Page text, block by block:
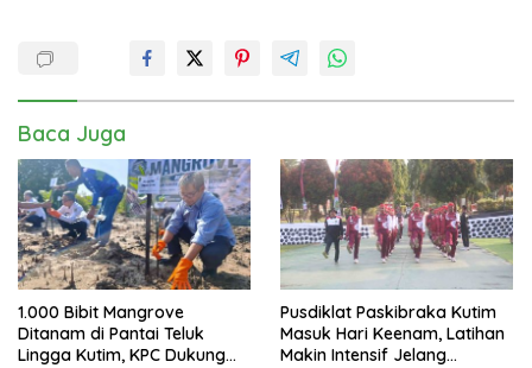
Baca Juga
1.000 Bibit Mangrove
Ditanam di Pantai Teluk
Lingga Kutim, KPC Dukung
Pusdiklat Paskibraka Kutim
Masuk Hari Keenam, Latihan
Makin Intensif Jelang